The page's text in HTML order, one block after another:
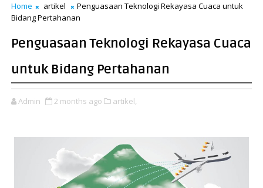
Home artikel
Penguasaan Teknologi Rekayasa Cuaca untuk
Bidang Pertahanan
Penguasaan Teknologi Rekayasa Cuaca
untuk Bidang Pertahanan
Admin 2 months ago artikel,